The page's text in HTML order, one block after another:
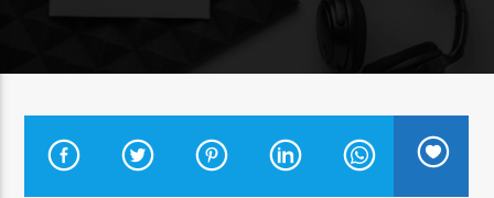
CURRENT TRACK